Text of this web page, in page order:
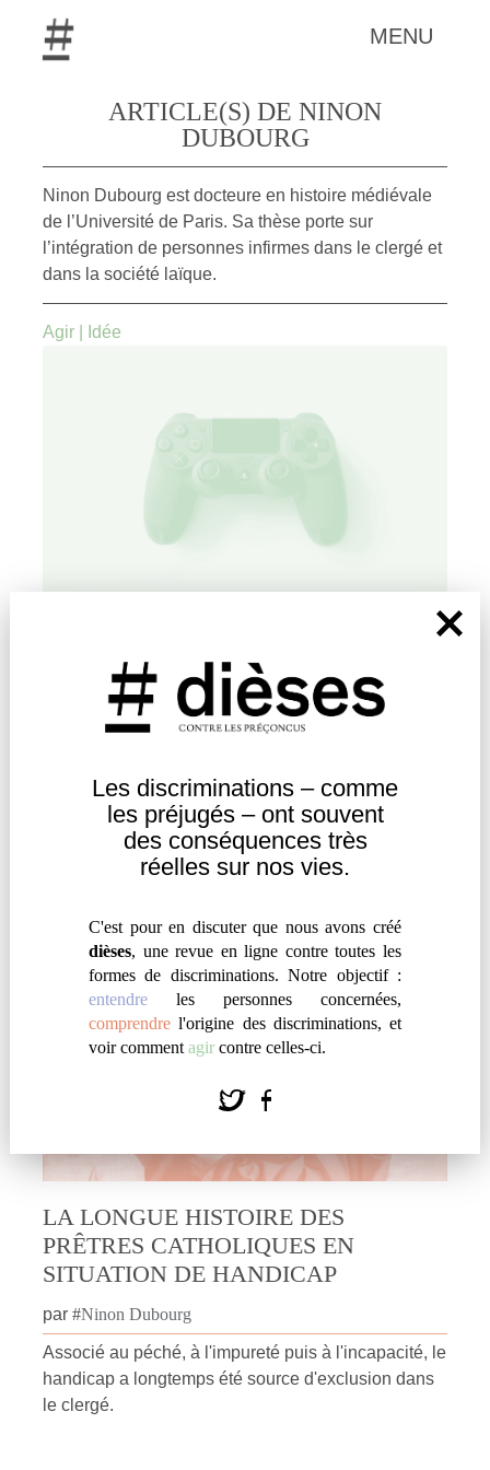
Les discriminations – comme
lespréjugés – ont souvent
desconséquences très
réelles sur nos vies.
C'est pour en discuter que nous avons créé
dièses, une revue en ligne contre toutes les
formes de discriminations. Notre objectif :
entendre les personnes concernées,
comprendre l'origine des discriminations, et
voir comment agir contre celles-ci.
MENU
ARTICLE(S) DE NINON
DUBOURG
Ninon Dubourg est docteure en histoire médiévale
de l’Université de Paris. Sa thèse porte sur
l’intégration de personnes infirmes dans le clergé et
dans la société laïque.
Agir Idée
VOIE DE L’ACCESSIBILITÉ
Ninon Dubourg
mettent désormais l'accent sur l'accessibilité de
leurs consoles, interfaces ou gameplays. Faut-il y
voir le signe d'une réelle évolution ?
LA LONGUE HISTOIRE DES
PRÊTRES CATHOLIQUES EN
SITUATION DE HANDICAP
par #Ninon Dubourg
Associé au péché, à l'impureté puis à l'incapacité, le
handicap a longtemps été source d'exclusion dans
le clergé.